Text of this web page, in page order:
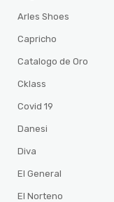
Arles Shoes
Capricho
Catalogo de Oro
Cklass
Covid 19
Danesi
Diva
El General
El Norteno